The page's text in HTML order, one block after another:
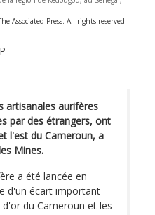
Associated Press. All rights reserved.
artisanales aurifères
par des étrangers, ont
l'est du Cameroun, a
Mines.
a été lancée en
d'un écart important
du Cameroun et les